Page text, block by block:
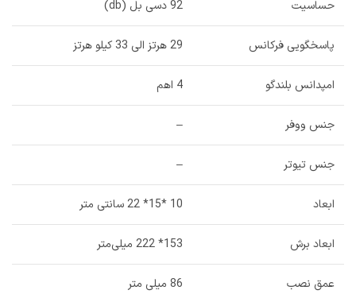
حساسیت 92 دسی بل (db)
پاسخگویی فرکانس 29 هرتز الی 33 کیلو هرتز
امپدانس بلندگو 4 اهم
جنس ووفر –
جنس تیوتر –
ابعاد 10 *15* 22 سانتی متر
ابعاد برش 153* 222 میلی‌متر
عمق نصب 86 میلی متر